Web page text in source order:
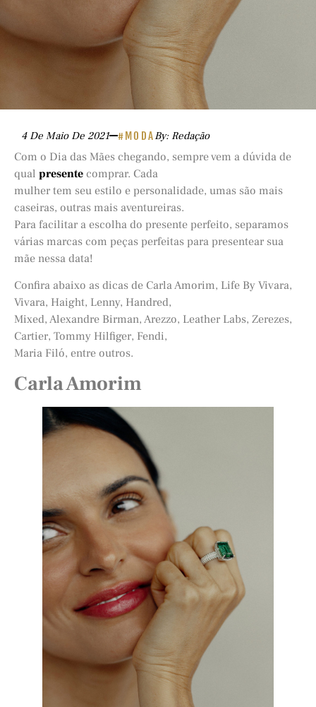
4 De Maio De 2021 #MODABy: Redação
Com o Dia das Mães chegando, sempre vem a dúvida de
qual presente comprar. Cada
mulher tem seu estilo e personalidade, umas são mais
caseiras, outras mais aventureiras.
Para facilitar a escolha do presente perfeito, separamos
várias marcas com peças perfeitas para presentear sua
mãe nessa data!
Confira abaixo as dicas de Carla Amorim, Life By Vivara,
Vivara, Haight, Lenny, Handred,
Mixed, Alexandre Birman, Arezzo, Leather Labs, Zerezes,
Cartier, Tommy Hilfiger, Fendi,
Maria Filó, entre outros.
Carla Amorim